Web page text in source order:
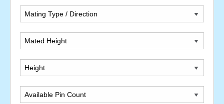
Mating Type / Direction
Mated Height
Height
Available Pin Count